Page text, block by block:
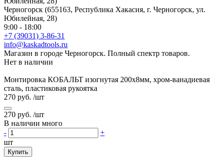
Черногорск (655163, Республика Хакасия, г. Черногорск, ул.
Юбилейная, 28)
9:00 - 18:00
+7 (39031) 3-86-31
info@kaskadtools.ru
Магазин в городе Черногорск. Полный спектр товаров.
Нет в наличии
Монтировка КОБАЛЬТ изогнутая 200х8мм, хром-ванадиевая
сталь, пластиковая рукоятка
270 руб. /шт
270 руб. /шт
В наличии много
-
+
шт
Купить